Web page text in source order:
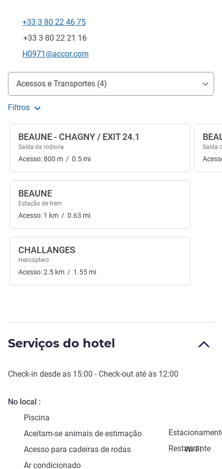
Telefone
+33 3 80 22 46 75
Fax
+33 3 80 22 21 16
E-mail de contacto
H0971@accor.com
Acesso e transporte
Acessos e Transportes (4)
Filtros
BEAUNE - CHAGNY / EXIT 24.1
Saída da rodovia
Acesso:800 m / 0.5 mi
BEAUNE
Estação de trem
Acesso: 1 km / 0.63 mi
CHALLANGES
Helicóptero
Acesso:2.5 km / 1.55 mi
Saída
Serviços do hotel
Check-in desde as 15:00 - Check-out até às 12:00
No local
Piscina
Aceitam-se animais de estimação
Restaurante
Acesso para cadeiras de rodas
Wi-Fi
Ar condicionado